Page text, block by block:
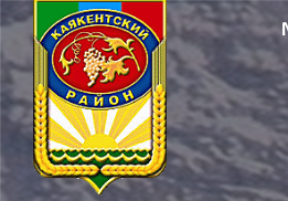
Перейти к основному